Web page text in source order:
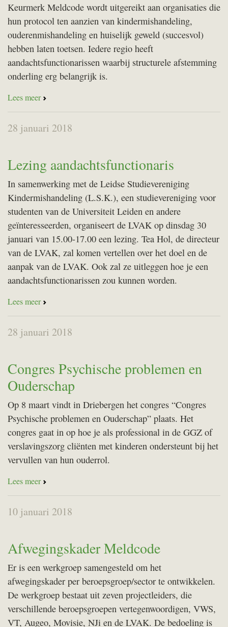
Keurmerk Meldcode wordt uitgereikt aan organisaties die
hun protocol ten aanzien van kindermishandeling,
ouderenmishandeling en huiselijk geweld (succesvol)
hebben laten toetsen. Iedere regio heeft
aandachtsfunctionarissen waarbij structurele afstemming
onderling erg belangrijk is.
Lees meer
28 januari 2018
Lezing aandachtsfunctionaris
In samenwerking met de Leidse Studievereniging
Kindermishandeling (L.S.K.), een studievereniging voor
studenten van de Universiteit Leiden en andere
geïnteresseerden, organiseert de LVAK op dinsdag 30
januari van 15.00-17.00 een lezing. Tea Hol, de directeur
van de LVAK, zal komen vertellen over het doel en de
aanpak van de LVAK. Ook zal ze uitleggen hoe je een
aandachtsfunctionarissen zou kunnen worden.
Lees meer
28 januari 2018
Congres Psychische problemen en
Ouderschap
Op 8 maart vindt in Driebergen het congres “Congres
Psychische problemen en Ouderschap” plaats. Het
congres gaat in op hoe je als professional in de GGZ of
verslavingszorg cliënten met kinderen ondersteunt bij het
vervullen van hun ouderrol.
Lees meer
10 januari 2018
Afwegingskader Meldcode
Er is een werkgroep samengesteld om het
afwegingskader per beroepsgroep/sector te ontwikkelen.
De werkgroep bestaat uit zeven projectleiders, die
verschillende beroepsgroepen vertegenwoordigen, VWS,
VT, Augeo, Movisie, NJi en de LVAK. De bedoeling is